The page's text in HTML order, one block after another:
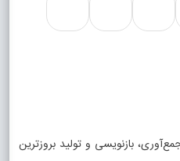
بازنویسی و تولید بروزترین